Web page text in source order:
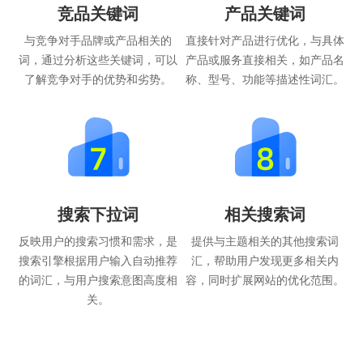
竞品关键词
与竞争对手品牌或产品相关的
词，通过分析这些关键词，可以
了解竞争对手的优势和劣势。
产品关键词
直接针对产品进行优化，与具体
产品或服务直接相关，如产品名
称、型号、功能等描述性词汇。
搜索下拉词
反映用户的搜索习惯和需求，是
搜索引擎根据用户输入自动推荐
的词汇，与用户搜索意图高度相
关。
相关搜索词
提供与主题相关的其他搜索词
汇，帮助用户发现更多相关内
容，同时扩展网站的优化范围。